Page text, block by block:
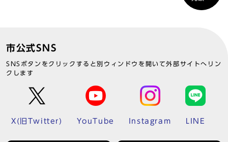
市公式SNS
SNSボタンをクリックすると別ウィンドウを開いて外部サイトへリン
クします
X(旧Twitter) YouTube Instagram LINE